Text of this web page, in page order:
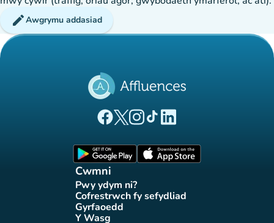
editAwgrymu addasiad
(tab newydd)
(tab newydd)
(tab newydd)
(tab newydd)
(tab newydd)
Cwmni
Pwy ydym ni?
(tab newydd)
Cofrestrwch fy sefydliad
(tab newydd)
Gyrfaoedd(tab newydd)
Y Wasg